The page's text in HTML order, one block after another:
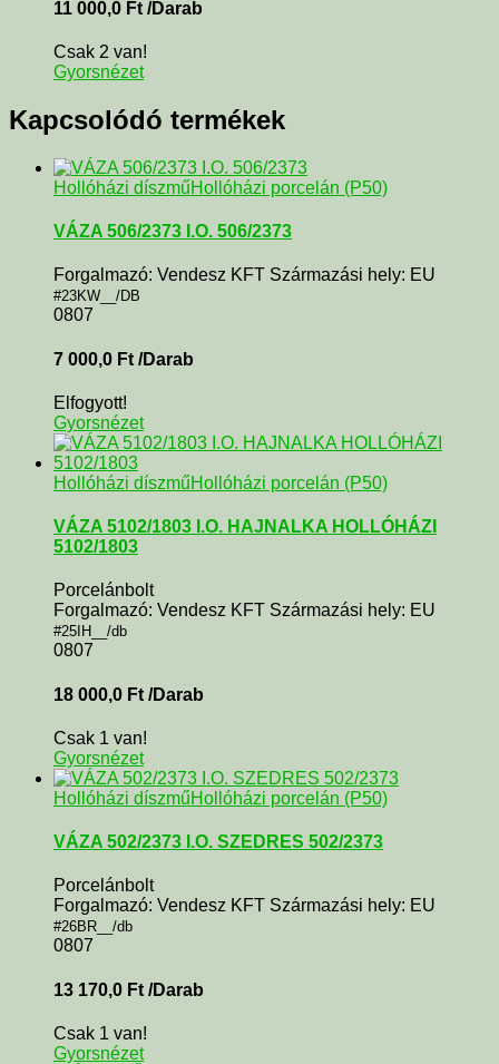
11 000,0 Ft /Darab
Csak 2 van!
Gyorsnézet
Kapcsolódó termékek
Hollóházi díszműHollóházi porcelán (P50)
VÁZA 506/2373 I.O. 506/2373
Forgalmazó: Vendesz KFT Származási hely: EU
#23KW__/DB
0807
7 000,0 Ft /Darab
Elfogyott!
Gyorsnézet
Hollóházi díszműHollóházi porcelán (P50)
VÁZA 5102/1803 I.O. HAJNALKA HOLLÓHÁZI
5102/1803
Porcelánbolt
Forgalmazó: Vendesz KFT Származási hely: EU
#25IH__/db
0807
18 000,0 Ft /Darab
Csak 1 van!
Gyorsnézet
Hollóházi díszműHollóházi porcelán (P50)
VÁZA 502/2373 I.O. SZEDRES 502/2373
Porcelánbolt
Forgalmazó: Vendesz KFT Származási hely: EU
#26BR__/db
0807
13 170,0 Ft /Darab
Csak 1 van!
Gyorsnézet